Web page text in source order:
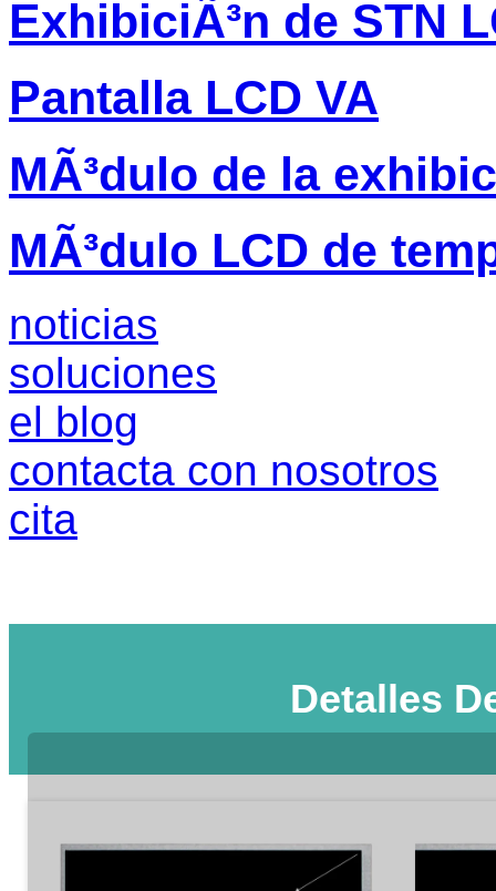
ExhibiciÃ³n de STN
Pantalla LCD VA
MÃ³dulo de la
MÃ³dulo LCD de
noticias
soluciones
el blog
contacta con nosotros
cita
Detalles